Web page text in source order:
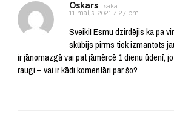
Oskars
saka:
11 maijs, 2021 4:27 pm
Sveiki! Esmu dzirdējis ka pa
skūbijs pirms tiek izmantots
ir jānomazgā vai pat jāmērcē 1 dienu ūdenī,
raugi – vai ir kādi komentāri par šo?